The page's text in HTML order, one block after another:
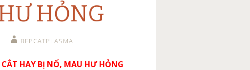
HỎNG
BEPCATPLASMA
HAY BỊ NỔ, MAU HƯ HỎNG